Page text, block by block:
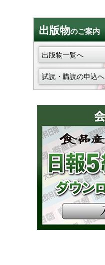
出版物のご案内
出版物一覧へ
試読・購読の申込へ